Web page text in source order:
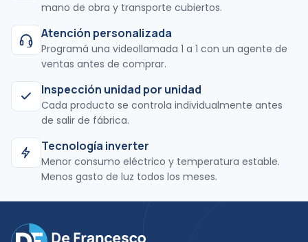
mano de obra y transporte cubiertos.
Atención personalizada
Programá una videollamada 1 a 1 con un agente de
ventas antes de comprar.
Inspección unidad por unidad
Cada producto se controla individualmente antes
de salir de fábrica.
Tecnología inverter
Menor consumo eléctrico y temperatura estable.
Menos gasto de luz todos los meses.